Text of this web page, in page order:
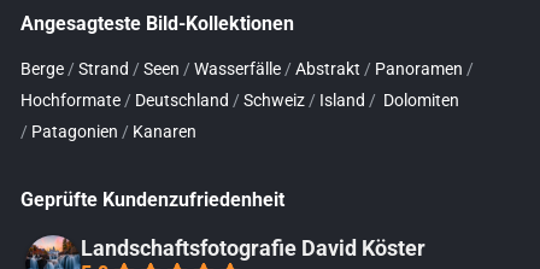
Angesagteste Bild-Kollektionen
Berge/ Strand / Seen / Wasserfälle/ Abstrakt / Panoramen /
Hochformate/ Deutschland / Schweiz/ Island / Dolomiten
/ Patagonien / Kanaren
Geprüfte Kundenzufriedenheit
Landschaftsfotografie David Köster